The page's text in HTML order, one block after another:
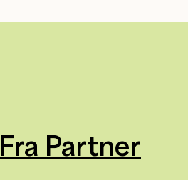
Fra Partner